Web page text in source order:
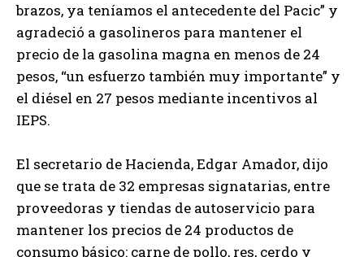
brazos, ya teníamos el antecedente del Pacic” y
agradeció a gasolineros para mantener el
precio de la gasolina magna en menos de 24
pesos, “un esfuerzo también muy importante” y
el diésel en 27 pesos mediante incentivos al
IEPS.
El secretario de Hacienda, Edgar Amador, dijo
que se trata de 32 empresas signatarias, entre
proveedoras y tiendas de autoservicio para
mantener los precios de 24 productos de
consumo básico: carne de pollo, res, cerdo y